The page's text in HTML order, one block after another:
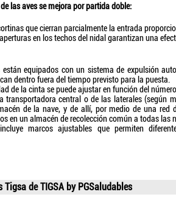
las aves se mejora por partida doble:
que cierran parcialmente la entrada
en los techos del nidal garantizan una
están equipados con un sistema de expulsión
dentro fuera del tiempo previsto para la puesta.
de la cinta se puede ajustar en función del
transportadora central o de las laterales (según
de la nave, y de allí, por medio de una red
en un almacén de recolección común a todas las
marcos ajustables que permiten
de TIGSA by PGSaludables